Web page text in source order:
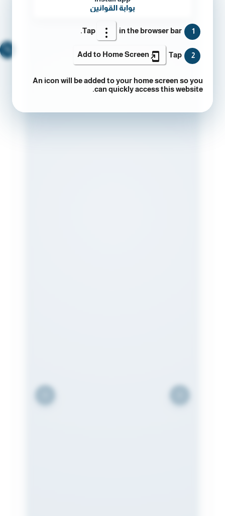
بوابة القوانين
1
Tap in the browser bar.
2
Tap
Add to Home Screen
An icon will be added to your home screen so you
can quickly access this website.